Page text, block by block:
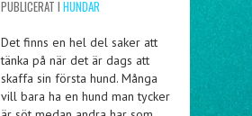
PUBLICERAT I HUNDAR
Det finns en hel del saker att
tänka på när det är dags att
skaffa sin första hund. Många
vill bara ha en hund man tycker